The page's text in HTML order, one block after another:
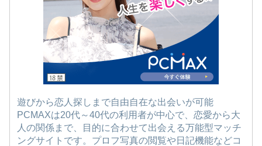
遊びから恋人探しまで自由自在な出会いが可能
PCMAXは20代～40代の利用者が中心で、恋愛から大
人の関係まで、目的に合わせて出会える万能型マッチ
ングサイトです。プロフ写真の閲覧や日記機能などコ